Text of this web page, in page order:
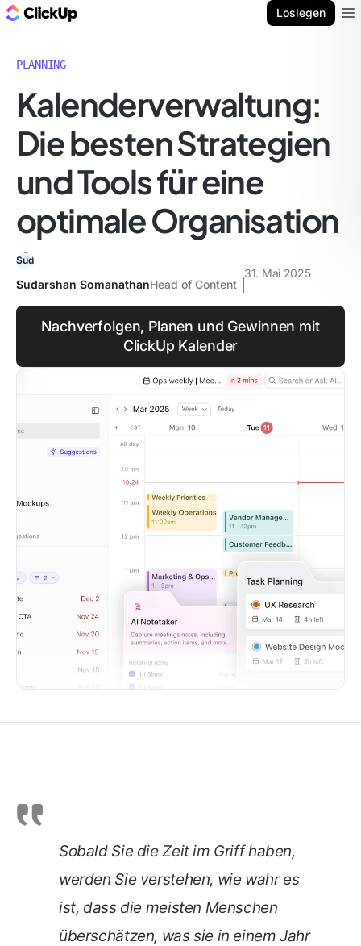
Loslegen
PLANNING
Kalenderverwaltung:
Die besten Strategien
und Tools für eine
optimale Organisation
Sudarshan SomanathanHead of Content
31. Mai 2025
Nachverfolgen, Planen und Gewinnen mit
ClickUp Kalender
Sobald Sie die Zeit im Griff haben,
werden Sie verstehen, wie wahr es
ist, dass die meisten Menschen
überschätzen, was sie in einem Jahr